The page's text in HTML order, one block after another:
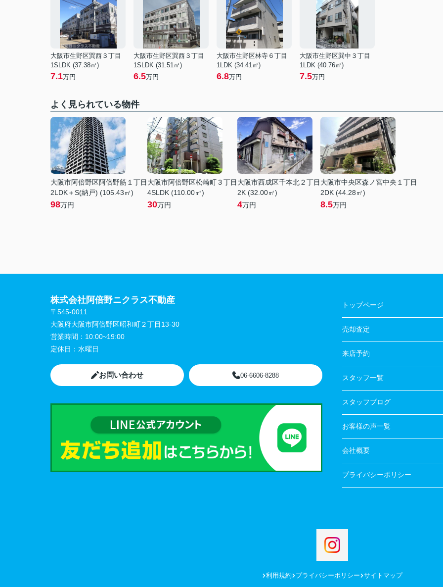
大阪市生野区巽西３丁目
1SLDK (37.38㎡)
7.1万円
大阪市生野区巽西３丁目
1SLDK (31.51㎡)
6.5万円
大阪市生野区林寺６丁目
1LDK (34.41㎡)
6.8万円
大阪市生野区巽中３丁目
1LDK (40.76㎡)
7.5万円
よく見られている物件
大阪市阿倍野区阿倍野筋１丁目
2LDK＋S(納戸) (105.43㎡)
98万円
大阪市阿倍野区松崎町３丁目
4SLDK (110.00㎡)
30万円
大阪市西成区千本北２丁目
2K (32.00㎡)
4万円
大阪市中央区森ノ宮中央１丁目
2DK (44.28㎡)
8.5万円
株式会社阿倍野ニクラス不動産
〒545-0011
大阪府大阪市阿倍野区昭和町２丁目13-30
営業時間： 10:00~19:00
定休日： 水曜日
お問い合わせ 06-6606-8288
トップページ
売却査定
来店予約
スタッフ一覧
スタッフブログ
お客様の声一覧
会社概要
プライバシーポリシー
利用規約 プライバシーポリシー サイトマップ